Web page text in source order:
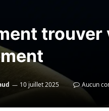
trouver
10 juillet 2025 Aucun